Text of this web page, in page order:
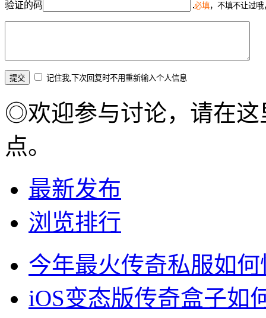
验证的码 必填，不填不让过
记住我,下次回复时不用重新输入个人信息
◎欢迎参与讨论，请在这
点。
最新发布
浏览排行
今年最火传奇私服如
iOS变态版传奇盒子如